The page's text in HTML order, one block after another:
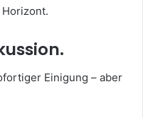
Einigung – aber